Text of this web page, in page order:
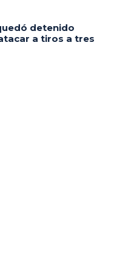
detenido
a tiros a tres